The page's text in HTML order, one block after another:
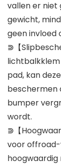
vallen er niet
gewicht,
geen invloed
⋑【
pad, kan
beschermen
bumper
wordt.
⋑【
voor
hoogwaardig